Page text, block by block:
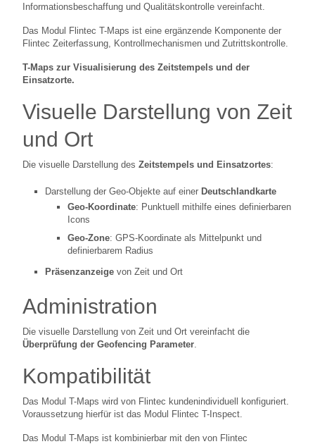
Informationsbeschaffung und Qualitätskontrolle vereinfacht.
Das Modul Flintec T-Maps ist eine ergänzende Komponente der
Flintec Zeiterfassung, Kontrollmechanismen und Zutrittskontrolle.
T-Maps zur Visualisierung des Zeitstempels und der
Einsatzorte.
Visuelle Darstellung von Zeit
und Ort
Die visuelle Darstellung des Zeitstempels und Einsatzortes:
Darstellung der Geo-Objekte auf einer Deutschlandkarte
Geo-Koordinate: Punktuell mithilfe eines definierbaren
Icons
Geo-Zone: GPS-Koordinate als Mittelpunkt und
definierbarem Radius
Präsenzanzeige von Zeit und Ort
Administration
Die visuelle Darstellung von Zeit und Ort vereinfacht die
Überprüfung der Geofencing Parameter
Kompatibilität
Das Modul T-Maps wird von Flintec kundenindividuell konfiguriert.
Voraussetzung hierfür ist das Modul Flintec T-Inspect.
Das Modul T-Maps ist kombinierbar mit den von Flintec